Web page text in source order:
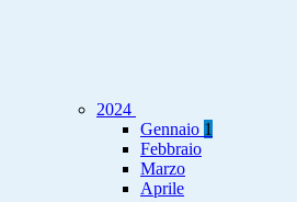
2024
Gennaio 1
Febbraio
Marzo
Aprile